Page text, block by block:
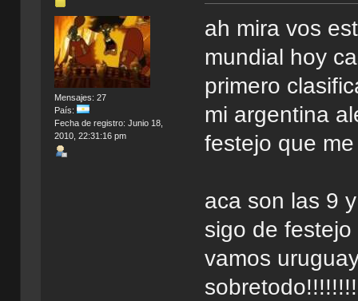
Mensajes: 27
País:
Fecha de registro: Junio 18,
2010, 22:31:16 pm
ah mira vos
mundial hoy
primero
mi argentina
festejo que
aca son las 9
sigo de
vamos